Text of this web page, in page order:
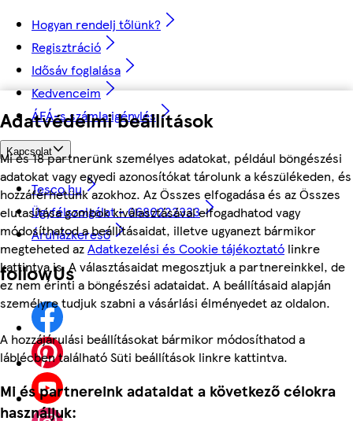
Adatvédelmi beállítások
Mi és 18 partnerünk személyes adatokat, például böngészési
adatokat vagy egyedi azonosítókat tárolunk a készülékeden, és
hozzáférhetünk azokhoz. Az Összes elfogadása és az Összes
elutasítása gombok kiválasztásával elfogadhatod vagy
módosíthatod a beállításaidat, illetve ugyanezt bármikor
megteheted azAdatkezelési és Cookie tájékoztató linkre
kattintva is. A választásaidat megosztjuk a partnereinkkel, de
ez nem érinti a böngészési adataidat. A beállításaid alapján
személyre tudjuk szabni a vásárlási élményedet az oldalon.
A hozzájárulási beállításokat bármikor módosíthatod a
láblécben található Süti beállítások linkre kattintva.
Mi és partnereink adataidat a következő célokra
használjuk:
Hogyan rendelj tőlünk?
Regisztráció
Idősáv foglalása
Kedvenceim
ÁFÁ-s számla igénylés
Kapcsolat
Tesco.hu
Ügyfélszolgálat - 0680222333
Áruházkereső
followUs